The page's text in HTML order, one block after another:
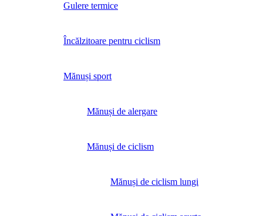
Gulere termice
Încălzitoare pentru ciclism
Mănuși sport
Mănuși de alergare
Mănuși de ciclism
Mănuși de ciclism lungi